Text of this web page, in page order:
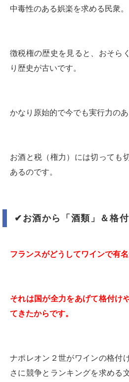
中毒性のある娯楽を求める民衆。
徴税権の歴史を見ると、おそら
り歴史が古いです。
かなり原始的で今でも実行力のあ
お酒と税（権力）には切っても
あるのです。
✔︎ お酒から「酒類」＆格
フランスがどうしてワインで有名
それは国が全力をあげて格付け
てきたからです。
ナポレオン２世がワインの格付
さに競争とランキングを求める